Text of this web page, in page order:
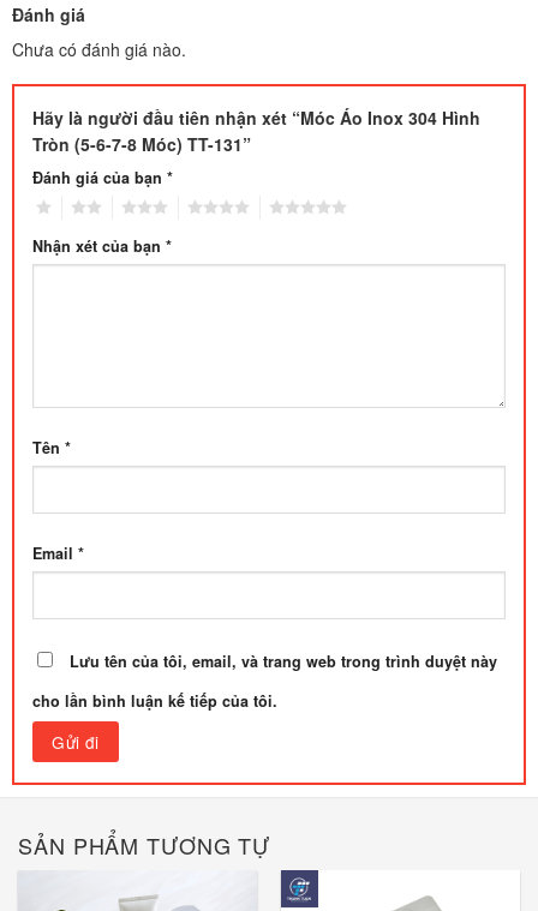
Đánh giá
Chưa có đánh giá nào.
Hãy là người đầu tiên nhận xét “Móc Áo Inox 304 Hình
Tròn (5-6-7-8 Móc) TT-131”
Đánh giá của bạn *
Nhận xét của bạn *
Tên *
Email *
Lưu tên của tôi, email, và trang web trong trình duyệt này
cho lần bình luận kế tiếp của tôi.
SẢN PHẨM TƯƠNG TỰ